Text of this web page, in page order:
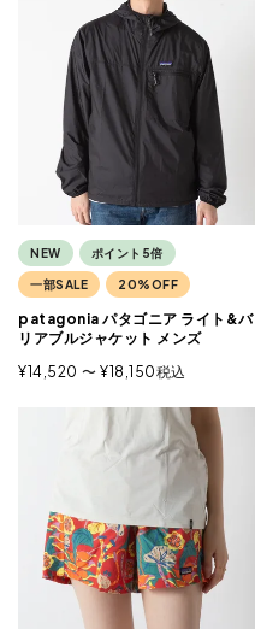
NEW ポイント5倍
一部SALE 20%OFF
patagonia パタゴニア ライト&バ
リアブルジャケット メンズ
¥14,520 〜 ¥18,150税込